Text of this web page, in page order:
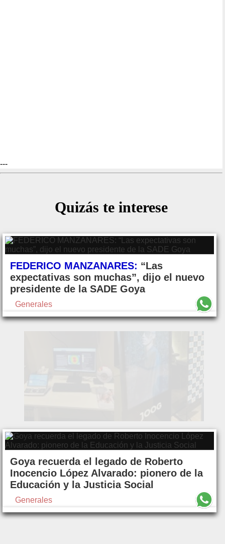
---
Quizás te interese
FEDERICO MANZANARES: “Las
expectativas son muchas”, dijo el nuevo
presidente de la SADE Goya
Generales
Goya recuerda el legado de Roberto
Inocencio López Alvarado: pionero de la
Educación y la Justicia Social
Generales